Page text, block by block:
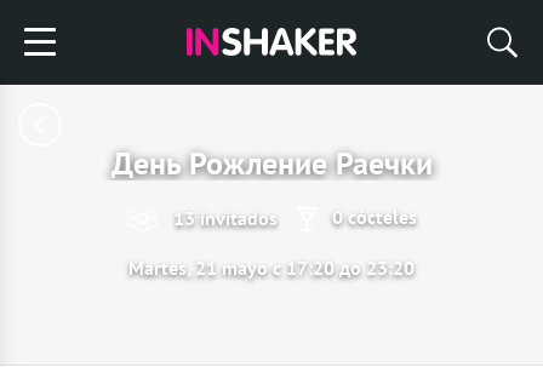
День Рожление Раечки
13 invitados 0 cócteles
Martes, 21 mayo с 17:20 до 23:20